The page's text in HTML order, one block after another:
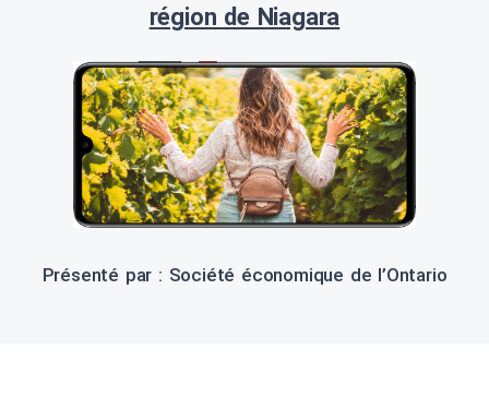
région de Niagara
Présenté par : Société économique de l’Ontario